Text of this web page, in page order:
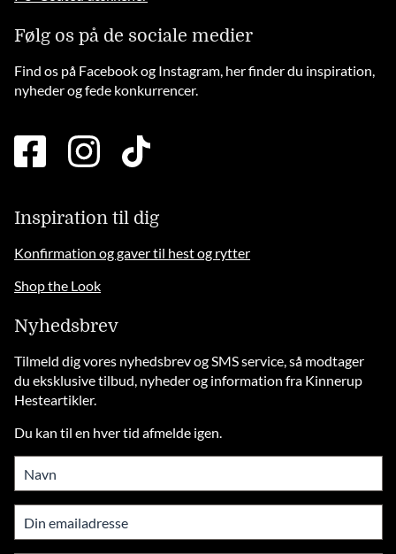
Følg os på de sociale medier
Find os på Facebook og Instagram, her finder du inspiration,
nyheder og fede konkurrencer.
facebook
square
instagramtiktok
Inspiration til dig
Konfirmation og gaver til hest og rytter
Shop the Look
Nyhedsbrev
Tilmeld dig vores nyhedsbrev og SMS service, så modtager
du eksklusive tilbud, nyheder og information fra Kinnerup
Hesteartikler.
Du kan til en hver tid afmelde igen.